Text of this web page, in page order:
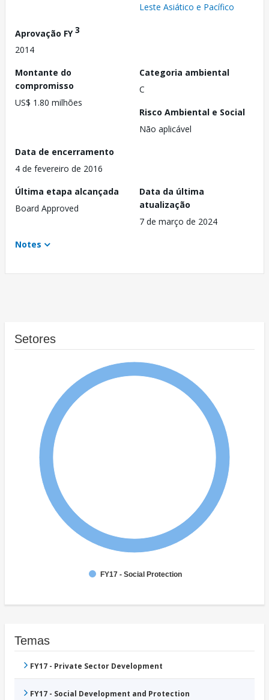
Leste Asiático e Pacífico
Aprovação FY3
2014
Montante do
compromisso
US$ 1.80 milhões
Categoria ambiental
C
Risco Ambiental e Social
Não aplicável
Data de encerramento
4 de fevereiro de 2016
Última etapa alcançada
Board Approved
Data da última
atualização
7 de março de 2024
Notes
Setores
FY17 - Social Protection
Temas
FY17 - Private Sector Development
FY17 - Social Development and Protection